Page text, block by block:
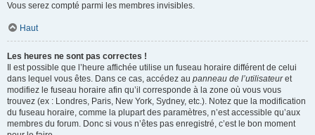
Vous serez compté parmi les membres invisibles.
Haut
Les heures ne sont pas correctes !
Il est possible que l’heure affichée utilise un fuseau horaire différent de celui
dans lequel vous êtes. Dans ce cas, accédez au panneau de l’utilisateuret
modifiez le fuseau horaire afin qu’il corresponde à la zone où vous vous
trouvez (ex : Londres, Paris, New York, Sydney, etc.). Notez que la modification
du fuseau horaire, comme la plupart des paramètres, n’est accessible qu’aux
membres du forum. Donc si vous n’êtes pas enregistré, c’est le bon moment